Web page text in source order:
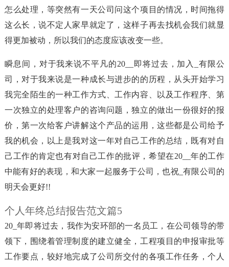
怎么处理，等突然有一天公司问这个项目的情况，时间拖得
这么长，说不定人家早就定了，这样子再去找机会我们就显
得更加被动，所以我们的态度应该改变一些。
瞬息间，对于我来说不平凡的20__即将过去，加入_有限公
司，对于我来说是一种成长与进步的的历程，从头开始学习
我完全陌生的一种工作方式、工作内容、以及工作程序、第
一次独立的处理客户的咨询问题，独立的做出一份很好的报
价，第一次给客户讲解这个产品的运用，这些都是公司给予
我的机会，以上是我对这一年对自己工作的总结，既有对自
己工作的肯定也有对自己工作的批评，希望在20__年的工作
中能有好的表现，和大家一起服务于公司，也祝_有限公司的
明天会更好!!
个人年终总结报告范文篇5
20_年即将过去，我作为安环部的一名员工，在公司领导的带
领下，围绕着管理制度的建立健全，工程项目的申报审批等
工作要点，较好地完成了公司所交付的各项工作任务，个人